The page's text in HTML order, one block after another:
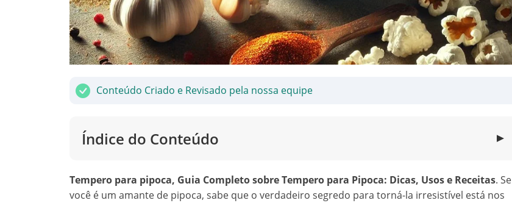
Conteúdo Criado e Revisado pela nossa equipe
Índice do Conteúdo ▼
Tempero para pipoca, Guia Completo sobre Tempero para Pipoca: Dicas, Usos e Receitas. Se
você é um amante de pipoca, sabe que o verdadeiro segredo para torná-la irresistível está nos